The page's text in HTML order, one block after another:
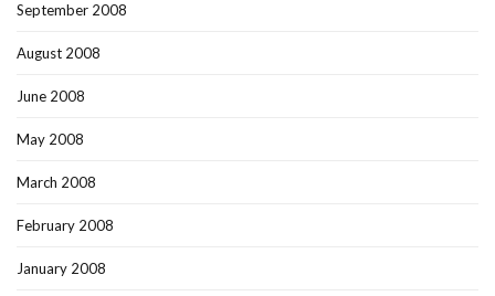
September 2008
August 2008
June 2008
May 2008
March 2008
February 2008
January 2008